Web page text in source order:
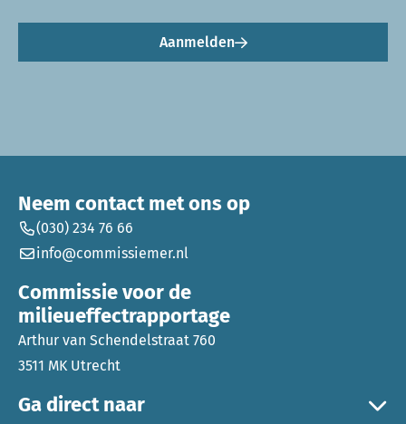
Aanmelden
Ga direct naar
Neem contact met ons op
(030) 234 76 66
info@commissiemer.nl
Commissie voor de
milieueffectrapportage
Arthur van Schendelstraat 760
3511 MK Utrecht